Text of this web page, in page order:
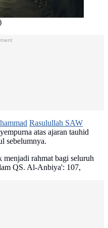
Rasulullah SAW
atas ajaran tauhid
sebelumnya.
rahmat bagi seluruh
QS. Al-Anbiya': 107,